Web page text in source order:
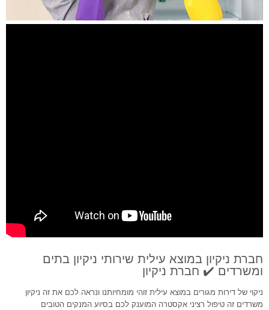
חברת ניקיון במוצא עילית שירותי ניקיון בתים
ומשרדים ✔️ חברת ניקיון
ניקוי של דירות מגורים במוצא עילית זוהי מומחיותנו ונראה לכם את זה ניקיון
משרדים זה טיפול רציני אקסטרה המוענק לכם בסיוע המנקים הטובים